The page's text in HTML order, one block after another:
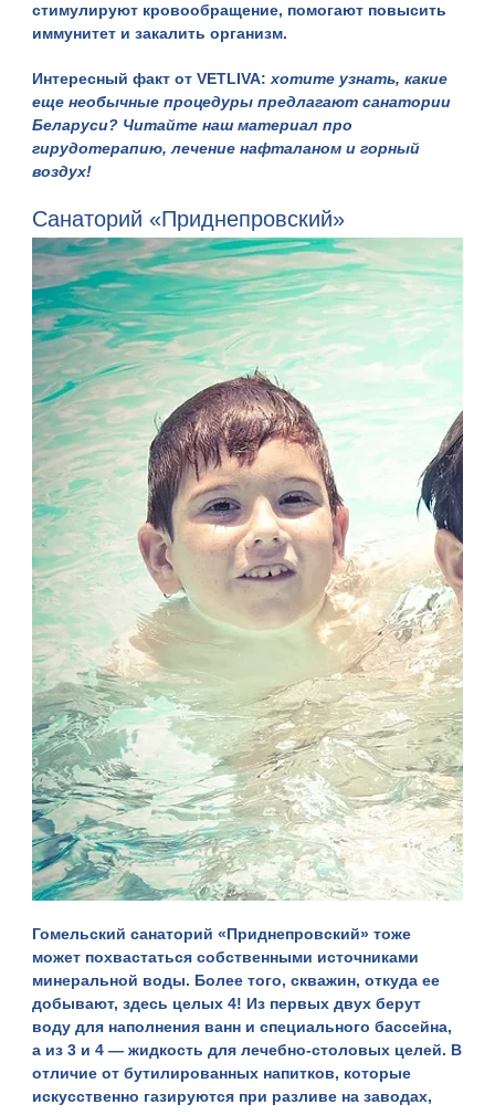
стимулируют кровообращение, помогают повысить
иммунитет и закалить организм.
Интересный факт от VETLIVA: хотите узнать, какие
еще необычные процедуры предлагают санатории
Беларуси? Читайтенаш материал про
гирудотерапию, лечение нафталаном и горный
воздух!
Санаторий «Приднепровский»
Гомельский санаторий «Приднепровский» тоже
может похвастаться собственными источниками
минеральной воды. Более того, скважин, откуда ее
добывают, здесь целых 4! Из первых двух берут
воду для наполнения ванн и специального бассейна,
а из 3 и 4 — жидкость для лечебно-столовых целей. В
отличие от бутилированных напитков, которые
искусственно газируются при разливе на заводах,